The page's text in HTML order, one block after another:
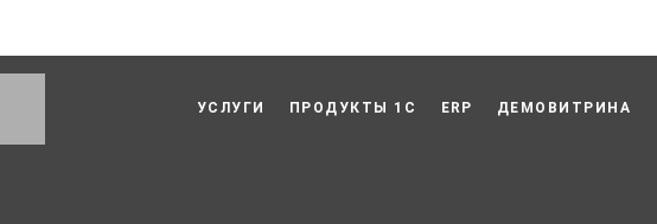
УСЛУГИ ПРОДУКТЫ 1С ERP ДЕМОВИТРИНА